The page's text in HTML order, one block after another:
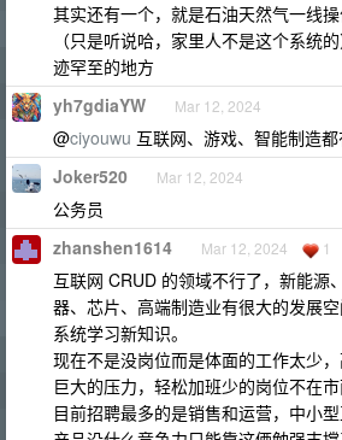
其实还有一个，就是石油天然气一线
（只是听说哈，家里人不是这个系统
迹罕至的地方
yh7gdiaYW Mar 12, 2024
@ciyouwu 互联网、游戏、智能制造
Joker520 Mar 12, 2024
公务员
zhanshen1614 Mar 12, 2024 1
互联网 CRUD 的领域不行了，新能源
器、芯片、高端制造业有很大的发展
系统学习新知识。
现在不是没岗位而是体面的工作太少
巨大的压力，轻松加班少的岗位不在
目前招聘最多的是销售和运营，中小